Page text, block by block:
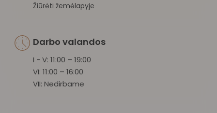
Žiūrėti žemėlapyje
Darbo valandos
I - V: 11:00 – 19:00
VI: 11:00 – 16:00
VII: Nedirbame